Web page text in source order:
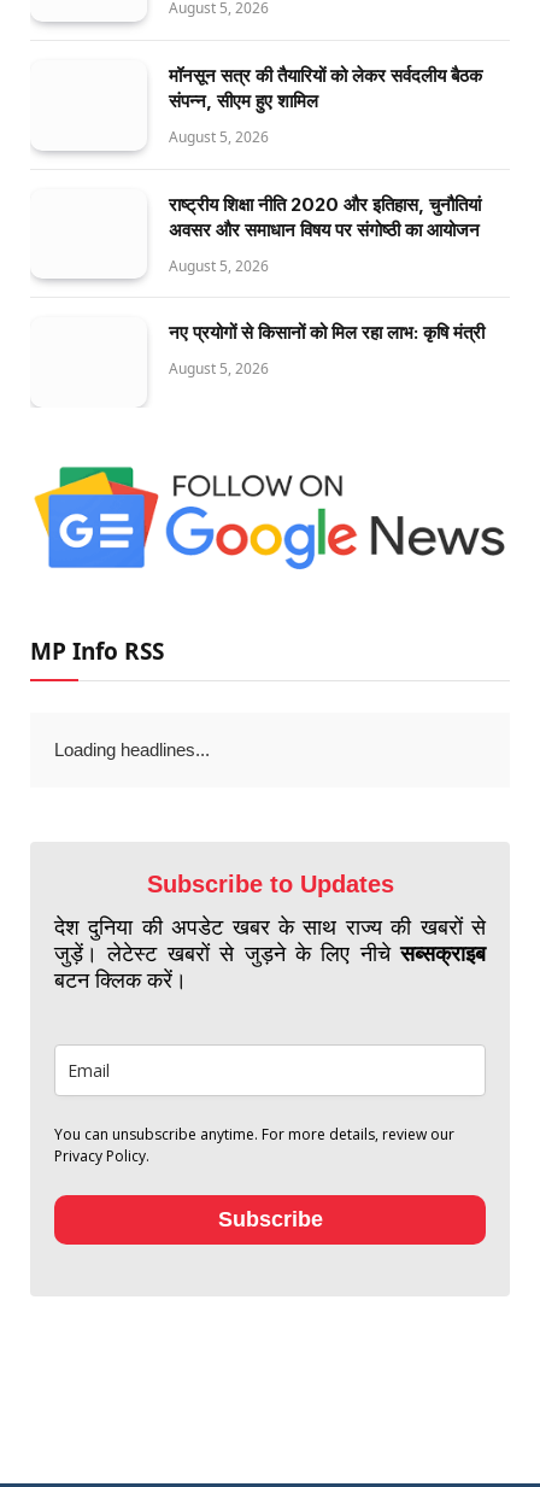
August 5, 2026
मॉनसून सत्र की तैयारियों को लेकर सर्वदलीय बैठक
संपन्न, सीएम हुए शामिल
August 5, 2026
राष्ट्रीय शिक्षा नीति 2020 और इतिहास, चुनौतियां
अवसर और समाधान विषय पर संगोष्ठी का आयोजन
August 5, 2026
नए प्रयोगों से किसानों को मिल रहा लाभ: कृषि मंत्री
August 5, 2026
MP Info RSS
Loading headlines...
Subscribe to Updates
देश दुनिया की अपडेट खबर के साथ राज्य की खबरों से
जुड़ें। लेटेस्ट खबरों से जुड़ने के लिए नीचेसब्सक्राइब
बटन क्लिक करें।
You can unsubscribe anytime. For more details, review our
Privacy Policy.
Subscribe